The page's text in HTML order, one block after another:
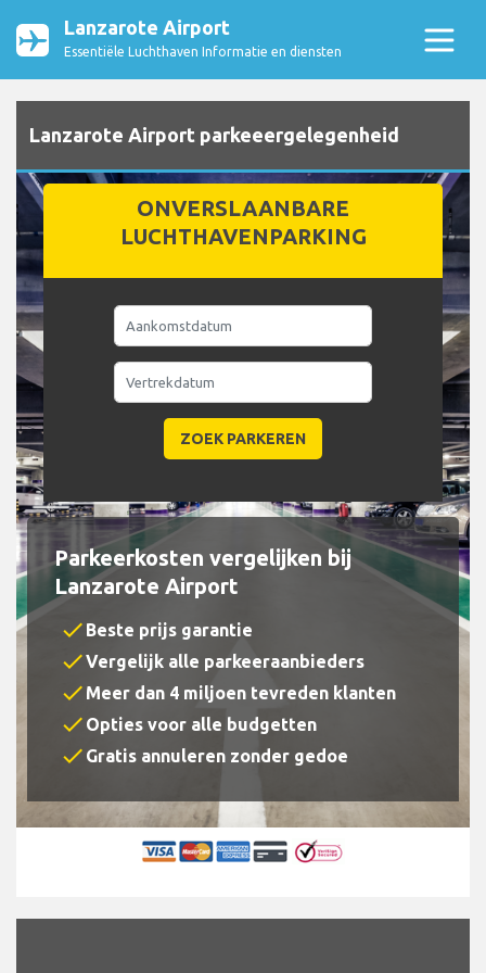
Lanzarote Airport
Essentiële Luchthaven Informatie en diensten
Lanzarote Airport parkeeergelegenheid
ONVERSLAANBARE
LUCHTHAVENPARKING
Parkeerkosten vergelijken bij
Lanzarote Airport
check Beste prijs garantie
checkVergelijk alle parkeeraanbieders
check Meer dan 4 miljoen tevreden klanten
check Opties voor alle budgetten
check Gratis annuleren zonder gedoe